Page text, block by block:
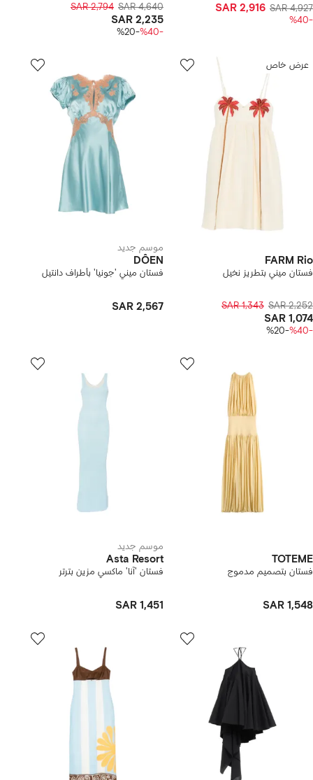
SAR 4,927
SAR 2,916
-%40
SAR 4,640
SAR 2,794
SAR 2,235
-%40
-%20
عرض خاص
FARM Rio
فستان ميني بتطريز نخيل
SAR 2,252
SAR 1,343
SAR 1,074
-%40
-%20
موسم جديد
DÔEN
فستان ميني 'جونيا' بأطراف دانتيل
SAR 2,567
TOTEME
فستان بتصميم مدموج
SAR 1,548
موسم جديد
Asta Resort
فستان 'آنا' ماكسي مزين بترتر
SAR 1,451